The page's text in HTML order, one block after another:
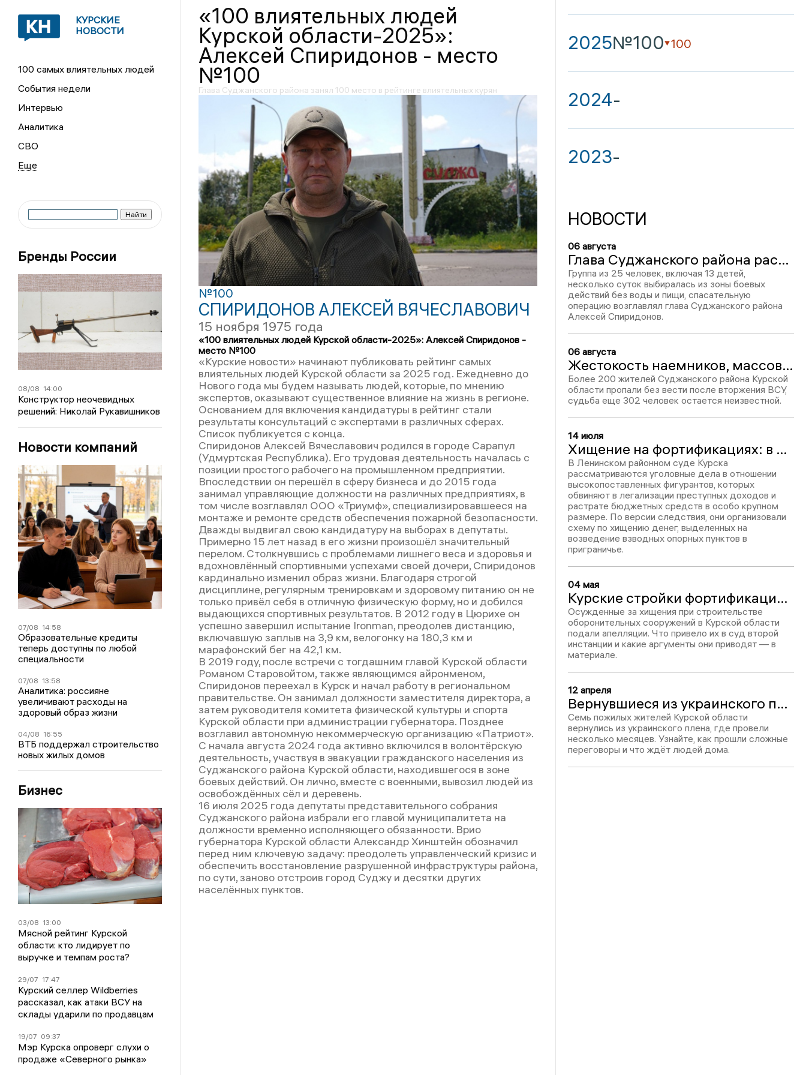
КУРСКИЕ
НОВОСТИ
100 самых влиятельных людей
События недели
Интервью
Аналитика
СВО
Бренды России
08/08 14:00
Конструктор неочевидных
решений: Николай Рукавишников
Новости компаний
07/08 14:58
Образовательные кредиты
теперь доступны по любой
специальности
07/08 13:58
Аналитика: россияне
увеличивают расходы на
здоровый образ жизни
04/08 16:55
ВТБ поддержал строительство
новых жилых домов
Бизнес
03/08 13:00
Мясной рейтинг Курской
области: кто лидирует по
выручке и темпам роста?
29/07 17:47
Курский селлер Wildberries
рассказал, как атаки ВСУ на
склады ударили по продавцам
19/07 09:37
Мэр Курска опроверг слухи о
продаже «Северного рынка»
«100 влиятельных людей
Курской области-2025»:
Алексей Спиридонов - место
№100
Глава Суджанского района занял 100 место в рейтинге влиятельных курян
№100
СПИРИДОНОВ АЛЕКСЕЙ ВЯЧЕСЛАВОВИЧ
15 ноября 1975 года
«100 влиятельных людей Курской области-2025»: Алексей Спиридонов -
место №100
«Курские новости» начинают публиковать рейтинг самых
влиятельных людей Курской области за 2025 год. Ежедневно до
Нового года мы будем называть людей, которые, по мнению
экспертов, оказывают существенное влияние на жизнь в регионе.
Основанием для включения кандидатуры в рейтинг стали
результаты консультаций с экспертами в различных сферах.
Список публикуется с конца.
Спиридонов Алексей Вячеславович родился в городе Сарапул
(Удмуртская Республика). Его трудовая деятельность началась с
позиции простого рабочего на промышленном предприятии.
Впоследствии он перешёл в сферу бизнеса и до 2015 года
занимал управляющие должности на различных предприятиях, в
том числе возглавлял ООО «Триумф», специализировавшееся на
монтаже и ремонте средств обеспечения пожарной безопасности.
Дважды выдвигал свою кандидатуру на выборах в депутаты.
Примерно 15 лет назад в его жизни произошёл значительный
перелом. Столкнувшись с проблемами лишнего веса и здоровья и
вдохновлённый спортивными успехами своей дочери, Спиридонов
кардинально изменил образ жизни. Благодаря строгой
дисциплине, регулярным тренировкам и здоровому питанию он не
только привёл себя в отличную физическую форму, но и добился
выдающихся спортивных результатов. В 2012 году в Цюрихе он
успешно завершил испытание Ironman, преодолев дистанцию,
включавшую заплыв на 3,9 км, велогонку на 180,3 км и
марафонский бег на 42,1 км.
В 2019 году, после встречи с тогдашним главой Курской области
Романом Старовойтом, также являющимся айронменом,
Спиридонов переехал в Курск и начал работу в региональном
правительстве. Он занимал должности заместителя директора, а
затем руководителя комитета физической культуры и спорта
Курской области при администрации губернатора. Позднее
возглавил автономную некоммерческую организацию «Патриот».
С начала августа 2024 года активно включился в волонтёрскую
деятельность, участвуя в эвакуации гражданского населения из
Суджанского района Курской области, находившегося в зоне
боевых действий. Он лично, вместе с военными, вывозил людей из
освобождённых сёл и деревень.
16 июля 2025 года депутаты представительного собрания
Суджанского района избрали его главой муниципалитета на
должности временно исполняющего обязанности. Врио
губернатора Курской области Александр Хинштейн обозначил
перед ним ключевую задачу: преодолеть управленческий кризис и
обеспечить восстановление разрушенной инфраструктуры района,
по сути, заново отстроив город Суджу и десятки других
населённых пунктов.
2025№100 100
2024-
2023-
НОВОСТИ
06 августа
Глава Суджанского района рассказал об эвакуации 25 истощённых курян
Группа из 25 человек, включая 13 детей,
несколько суток выбиралась из зоны боевых
действий без воды и пищи, спасательную
операцию возглавлял глава Суджанского района
Алексей Спиридонов.
06 августа
Жестокость наемников, массовые убийства и камеры пыток: Курское приграничье два года назад
Более 200 жителей Суджанского района Курской
области пропали без вести после вторжения ВСУ,
судьба еще 302 человек остается неизвестной.
14 июля
Хищение на фортификациях: в чем вновь обвиняют Лукина и Бондаренко по делам курской обороны
В Ленинском районном суде Курска
рассматриваются уголовные дела в отношении
высокопоставленных фигурантов, которых
обвиняют в легализации преступных доходов и
растрате бюджетных средств в особо крупном
размере. По версии следствия, они организовали
схему по хищению денег, выделенных на
возведение взводных опорных пунктов в
приграничье.
04 мая
Курские стройки фортификаций: осуждённые подали апелляции
Осужденные за хищения при строительстве
оборонительных сооружений в Курской области
подали апелляции. Что привело их в суд второй
инстанции и какие аргументы они приводят — в
материале.
12 апреля
Вернувшиеся из украинского плена куряне рассказали о двух годах в неволе
Семь пожилых жителей Курской области
вернулись из украинского плена, где провели
несколько месяцев. Узнайте, как прошли сложные
переговоры и что ждёт людей дома.